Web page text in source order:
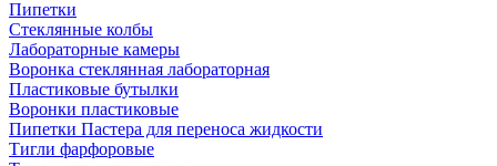
Пипетки
Стеклянные колбы
Лабораторные камеры
Воронка стеклянная лабораторная
Пластиковые бутылки
Воронки пластиковые
Пипетки Пастера для переноса жидкости
Тигли фарфоровые